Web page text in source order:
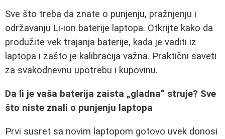
Sve što treba da znate o punjenju, pražnjenju i
održavanju Li-ion baterije laptopa. Otkrijte kako da
produžite vek trajanja baterije, kada je vaditi iz
laptopa i zašto je kalibracija važna. Praktični saveti
za svakodnevnu upotrebu i kupovinu.
Da li je vaša baterija zaista „gladna“ struje? Sve
što niste znali o punjenju laptopa
Prvi susret sa novim laptopom gotovo uvek donosi